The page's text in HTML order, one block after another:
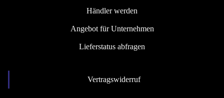
Händler werden
Angebot für Unternehmen
Lieferstatus abfragen
Vertragswiderruf